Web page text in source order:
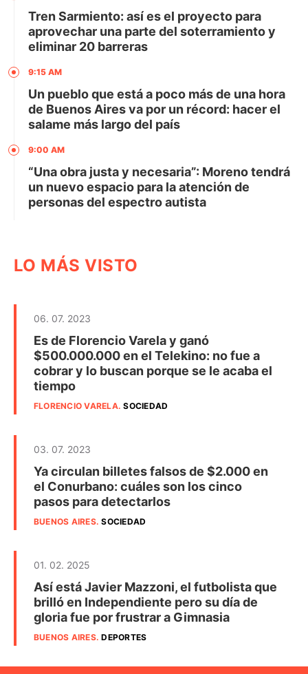
Tren Sarmiento: así es el proyecto para
aprovechar una parte del soterramiento y
eliminar 20 barreras
9:15 AM
Un pueblo que está a poco más de una hora
de Buenos Aires va por un récord: hacer el
salame más largo del país
9:00 AM
“Una obra justa y necesaria”: Moreno tendrá
un nuevo espacio para la atención de
personas del espectro autista
LO MÁS VISTO
06. 07. 2023
Es de Florencio Varela y ganó
$500.000.000 en el Telekino: no fue a
cobrar y lo buscan porque se le acaba el
tiempo
FLORENCIO VARELA.SOCIEDAD
03. 07. 2023
Ya circulan billetes falsos de $2.000 en
el Conurbano: cuáles son los cinco
pasos para detectarlos
BUENOS AIRES.SOCIEDAD
01. 02. 2025
Así está Javier Mazzoni, el futbolista que
brilló en Independiente pero su día de
gloria fue por frustrar a Gimnasia
BUENOS AIRES.DEPORTES